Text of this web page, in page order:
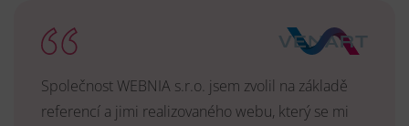
Společnost WEBNIA s.r.o. jsem zvolil na základě
referencí a jimi realizovaného webu, který se mi